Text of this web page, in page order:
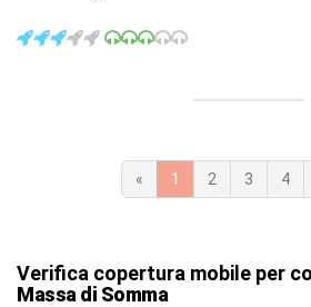
« 1 2 3 4
Verifica copertura mobile per
Massa di Somma